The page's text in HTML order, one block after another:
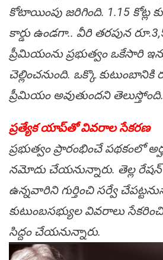
కోటాయింపు జరిగింది. 1.15 కోట్ల
కార్డు ఉండగా.. వీరి తరపున
ప్రీమియంను ప్రభుత్వం ఒకేసారి
చెల్లించనుంది. ఒక్కొ కుటుంబానికి
ప్రీమియం అవుతుందని తెలుస్తోంది.
ప్రత్యేక యాప్‌తో వివరాల సేకరణ
ప్రభుత్వం ప్రారంభించే పథకంలో
నమోదు చేయనున్నారు. తెల్ల రేషన్
ఉన్నవారిని గుర్తించి సర్వే
కుటుంబసభ్యుల వివరాలు
సిద్దం చేయనున్నారు.